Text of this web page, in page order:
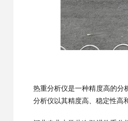
热重分析仪是一种精度高的分
分析仪以其精度高、稳定性高